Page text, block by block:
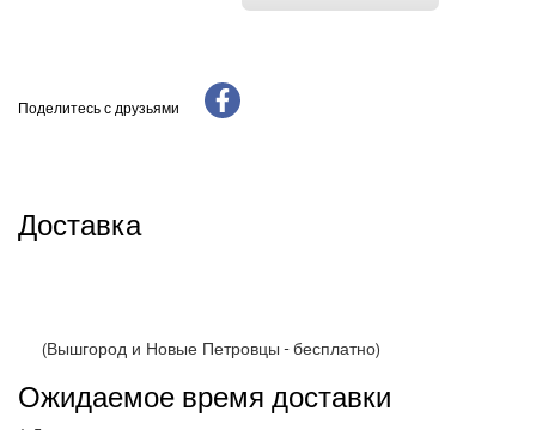
Поделитесь с друзьями
Доставка
(Вышгород и Новые Петровцы - бесплатно)
Ожидаемое время доставки